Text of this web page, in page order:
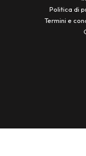
Politica di
Termini e